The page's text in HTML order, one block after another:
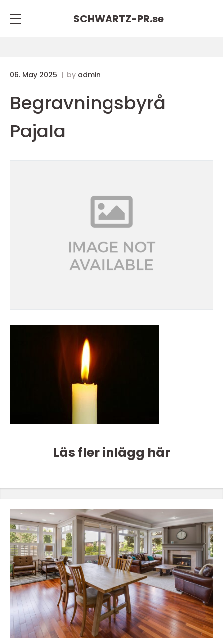
SCHWARTZ-PR.se
06. May 2025 by admin
Begravningsbyrå
Pajala
Läs fler inlägg här